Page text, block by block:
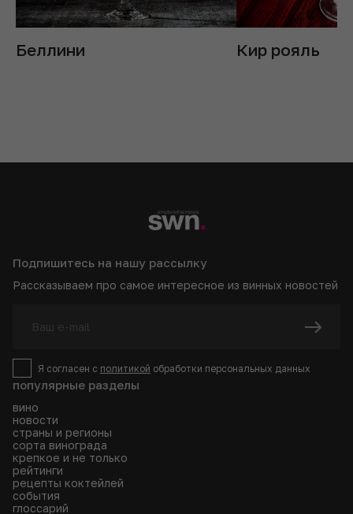
Беллини Кир рояль
популярные разделы
вино
новости
страны и регионы
сорта винограда
крепкое и не только
рейтинги
рецепты коктейлей
события
глоссарий
Подпишитесь на нашу рассылку
Рассказываем про самое интересное из винных новостей
Я согласен с политикой обработки персональных данных